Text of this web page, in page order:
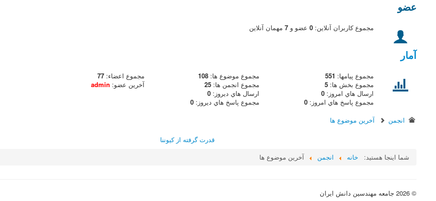
عضو
مجموع کاربران آنلاین: 0 عضو و مهمان آنلاين
آمار
مجموع پيامها: 551
مجموع بخش ها: 5
ارسال هاي امروز: 0
مجموع پاسخ هاي امروز: 0
مجموع موضوع ها:108
مجموع انجمن ها:25
ارسال هاي ديروز:0
مجموع پاسخ هاي ديروز:0
مجموع اعضاء: 77
آخرين عضو: admin
انجمن آخرين موضوع ها
قدرت گرفته از كيوننا
شما اینجا هستید:
خانه انجمن آخرين موضوع ها
© 2026 جامعه مهندسین دانش ایران